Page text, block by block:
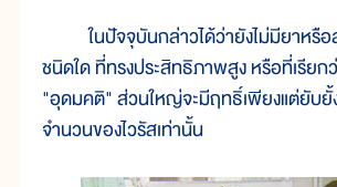
ในปัจจุบันกล่าวได้ว่ายังไม่มียาหรือ
ชนิดใด ที่ทรงประสิทธิภาพสูง หรือที่เรียก
"อุดมคติ" ส่วนใหญ่จะมีฤทธิ์เพียงแต่ยับยั้
จำนวนของไวรัสเท่านั้น